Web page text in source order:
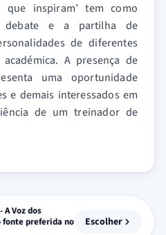
que inspiram’ tem como
debate e a partilha de
de diferentes
A presença de
uma oportunidade
e demais interessados em
de um treinador de
A Voz dos
fonte preferida no
Escolher